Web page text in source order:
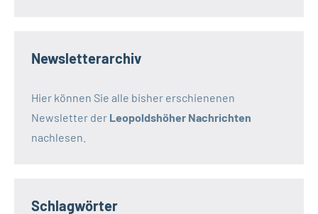
Newsletterarchiv
Hier können Sie alle bisher erschienenen
Newsletter der Leopoldshöher Nachrichten
nachlesen.
Schlagwörter